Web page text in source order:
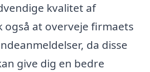
kvalitet af
også at overveje firmaets
da disse
give dig en bedre